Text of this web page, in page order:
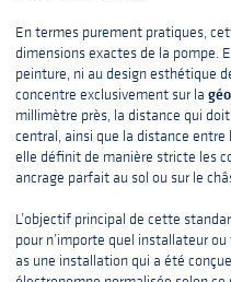
En termes purement pratiques,
dimensions exactes de la pompe.
peinture, ni au design esthétique
concentre exclusivement sur la
millimètre près, la distance qui
central, ainsi que la distance entre
elle définit de manière stricte les
ancrage parfait au sol ou sur le
L’objectif principal de cette
pour n’importe quel installateur
as une installation qui a été